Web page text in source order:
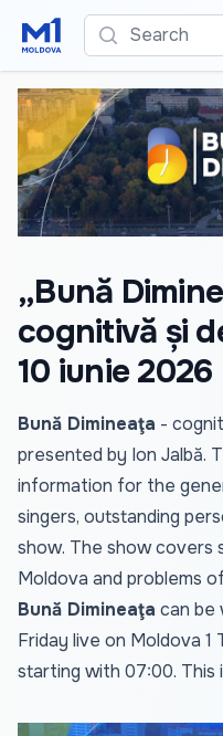
Search
„Bună
cognitivă și
10 iunie 2026
Bună Dimineaţa -
presented by Ion Jalbă.
information for the
singers, outstanding
show. The show covers
Moldova and problems
Bună Dimineaţa can be
Friday live on Moldova 1
starting with 07:00. This